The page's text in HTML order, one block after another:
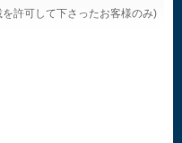
許可して下さったお客様のみ)